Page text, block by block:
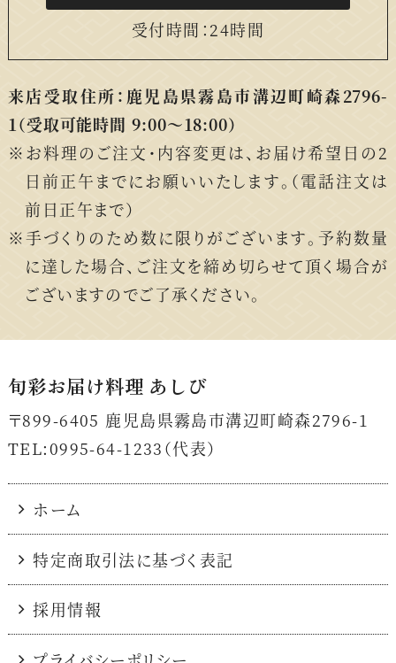
受付時間：24時間
来店受取住所：鹿児島県霧島市溝辺町崎森2796-
1（受取可能時間 9:00〜18:00）
お料理のご注文・内容変更は、お届け希望日の2
日前正午までにお願いいたします。（電話注文は
前日正午まで）
手づくりのため数に限りがございます。予約数量
に達した場合、ご注文を締め切らせて頂く場合が
ございますのでご了承ください。
旬彩お届け料理 あしび
〒899-6405 鹿児島県霧島市溝辺町崎森2796-1
TEL:0995-64-1233（代表）
ホーム
特定商取引法に基づく表記
採用情報